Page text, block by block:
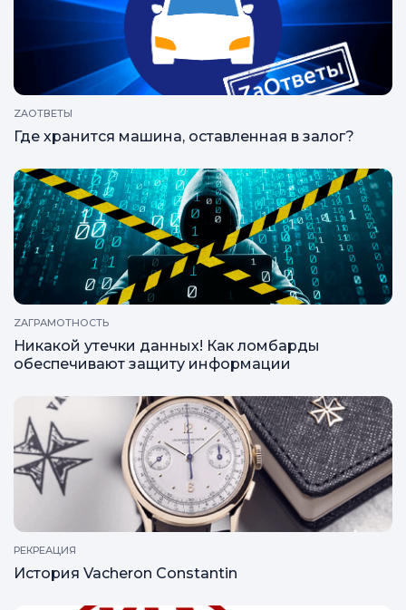
ZAОТВЕТЫ
Где хранится машина, оставленная в залог?
ZAГРАМОТНОСТЬ
Никакой утечки данных! Как ломбарды
обеспечивают защиту информации
РЕКРЕАЦИЯ
История Vacheron Constantin